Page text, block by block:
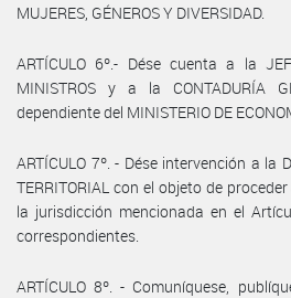
MUJERES, GÉNEROS Y DIVERSIDAD.
ARTÍCULO 6º.- Dése cuenta a la
MINISTROS y a la CONTADURÍA
dependiente del MINISTERIO DE
ARTÍCULO 7º. - Dése intervención a la
TERRITORIAL con el objeto de
la jurisdicción mencionada en el
correspondientes.
ARTÍCULO 8º. - Comuníquese,